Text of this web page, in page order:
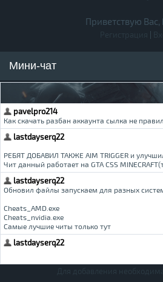
Приветствую Вас,
Мини-чат